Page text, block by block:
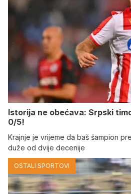
Istorija ne obećava: Srpski
0/5!
Krajnje je vrijeme da baš šampion
duže od dvije decenije
OSTALI SPORTOVI